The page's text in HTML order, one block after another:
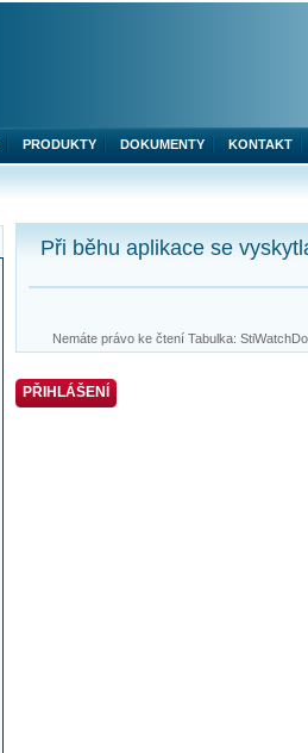
Při běhu aplikace se
Nemáte právo ke čtení Tabulka:
PŘIHLÁŠENÍ
PRODUKTY DOKUMENTY KONTAKT